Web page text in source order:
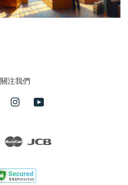
關注我們
FacebookInstagram
Visa Master JCB